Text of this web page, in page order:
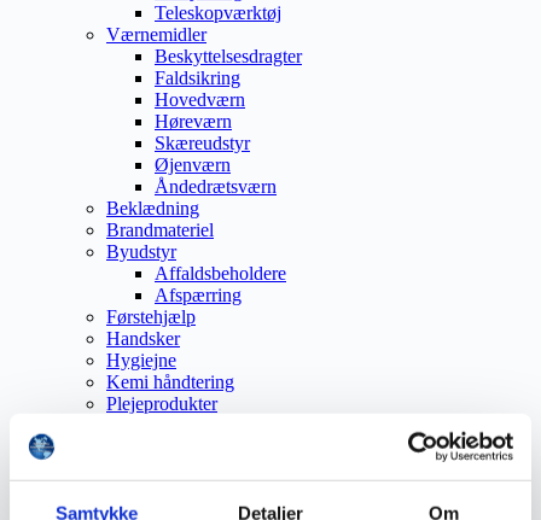
Samtykke Detaljer Om
Teleskopværktøj
Værnemidler
Beskyttelsesdragter
Faldsikring
Hovedværn
Høreværn
Skæreudstyr
Øjenværn
Åndedrætsværn
Beklædning
Brandmateriel
Byudstyr
Affaldsbeholdere
Afspærring
Førstehjælp
Handsker
Hygiejne
Kemi håndtering
Plejeprodukter